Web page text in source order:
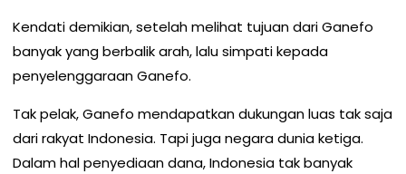
Kendati demikian, setelah melihat tujuan dari Ganefo
banyak yang berbalik arah, lalu simpati kepada
penyelenggaraan Ganefo.
Tak pelak, Ganefo mendapatkan dukungan luas tak saja
dari rakyat Indonesia. Tapi juga negara dunia ketiga.
Dalam hal penyediaan dana, Indonesia tak banyak